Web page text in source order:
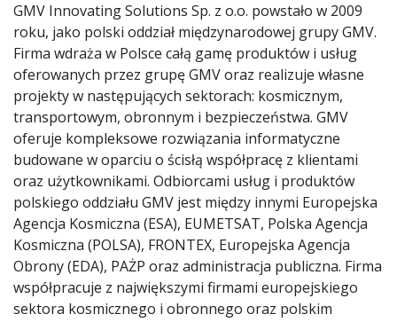
GMV Innovating Solutions Sp. z o.o. powstało w 2009
roku, jako polski oddział międzynarodowej grupy GMV.
Firma wdraża w Polsce całą gamę produktów i usług
oferowanych przez grupę GMV oraz realizuje własne
projekty w następujących sektorach: kosmicznym,
transportowym, obronnym i bezpieczeństwa. GMV
oferuje kompleksowe rozwiązania informatyczne
budowane w oparciu o ścisłą współpracę z klientami
oraz użytkownikami. Odbiorcami usług i produktów
polskiego oddziału GMV jest między innymi Europejska
Agencja Kosmiczna (ESA), EUMETSAT, Polska Agencja
Kosmiczna (POLSA), FRONTEX, Europejska Agencja
Obrony (EDA), PAŻP oraz administracja publiczna. Firma
współpracuje z największymi firmami europejskiego
sektora kosmicznego i obronnego oraz polskim